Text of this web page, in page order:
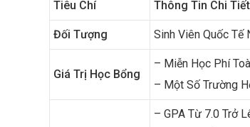
Tiêu Chí Thông Tin Chi Tiết
Đối Tượng Sinh Viên Quốc Tế
Giá Trị Học Bổng
– Miễn Học Phí
– Một Số Trường
– GPA Từ 7.0 Trở